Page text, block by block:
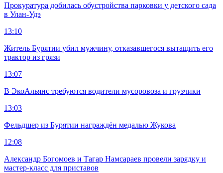
Прокуратура добилась обустройства парковки у детского сада
в Улан-Удэ
13:10
Житель Бурятии убил мужчину, отказавшегося вытащить его
трактор из грязи
13:07
В ЭкоАльянс требуются водители мусоровоза и грузчики
13:03
Фельдшер из Бурятии награждён медалью Жукова
12:08
Александр Богомоев и Тагар Намсараев провели зарядку и
мастер-класс для приставов